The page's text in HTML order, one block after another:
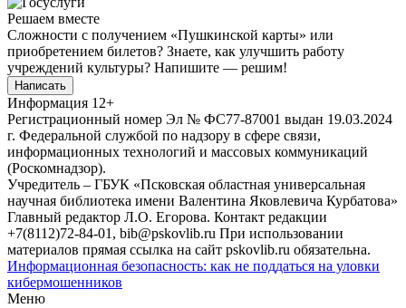
Решаем вместе
Сложности с получением «Пушкинской карты» или
приобретением билетов? Знаете, как улучшить работу
учреждений культуры? Напишите — решим!
Написать
Информация 12+
Регистрационный номер Эл № ФС77-87001 выдан 19.03.2024
г. Федеральной службой по надзору в сфере связи,
информационных технологий и массовых коммуникаций
(Роскомнадзор).
Учредитель – ГБУК «Псковская областная универсальная
научная библиотека имени Валентина Яковлевича Курбатова»
Главный редактор Л.О. Егорова. Контакт редакции
+7(8112)72-84-01, bib@pskovlib.ru При использовании
материалов прямая ссылка на сайт pskovlib.ru обязательна.
Информационная безопасность: как не поддаться на уловки
кибермошенников
Меню